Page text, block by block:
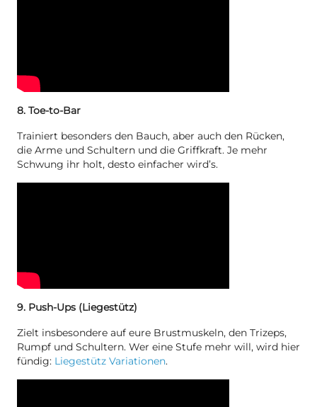
8. Toe-to-Bar
Trainiert besonders den Bauch, aber auch den Rücken,
die Arme und Schultern und die Griffkraft. Je mehr
Schwung ihr holt, desto einfacher wird’s.
9. Push-Ups (Liegestütz)
Zielt insbesondere auf eure Brustmuskeln, den Trizeps,
Rumpf und Schultern. Wer eine Stufe mehr will, wird hier
fündig: Liegestütz Variationen.